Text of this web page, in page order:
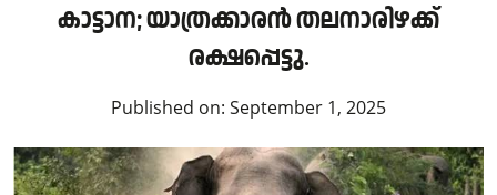
കാട്ടാന; യാത്രക്കാരൻ തലനാരിഴക്ക്
രക്ഷപ്പെട്ടു.
Published on: September 1, 2025